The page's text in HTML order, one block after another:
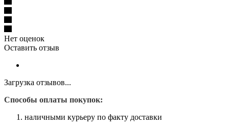
Нет оценок
Оставить отзыв
Загрузка отзывов...
Способы оплаты покупок:
наличными курьеру по факту доставки